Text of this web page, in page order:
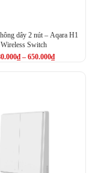
dây 2 nút – Aqara H1
Wireless Switch
₫ – 650.000₫